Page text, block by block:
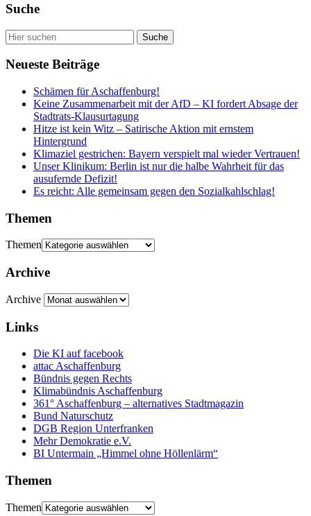
Suche
Neueste Beiträge
Schämen für Aschaffenburg!
Keine Zusammenarbeit mit der AfD – KI fordert Absage der
Stadtrats-Klausurtagung
Hitze ist kein Witz – Satirische Aktion mit ernstem
Hintergrund
Klimaziel gestrichen: Bayern verspielt mal wieder Vertrauen!
Unser Klinikum: Berlin ist nur die halbe Wahrheit für das
ausufernde Defizit!
Es reicht: Alle gemeinsam gegen den Sozialkahlschlag!
Themen
Themen
Archive
Archive
Links
Die KI auf facebook
attac Aschaffenburg
Bündnis gegen Rechts
Klimabündnis Aschaffenburg
361° Aschaffenburg – alternatives Stadtmagazin
Bund Naturschutz
DGB Region Unterfranken
Mehr Demokratie e.V.
BI Untermain „Himmel ohne Höllenlärm“
Themen
Themen